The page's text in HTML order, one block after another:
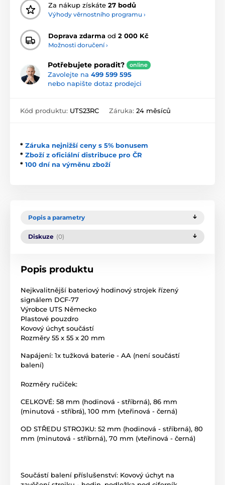
Za nákup získáte 27 bodů
Výhody věrnostního programu ›
Doprava zdarma od 2 000 Kč
Možnosti doručení ›
Potřebujete poradit? online
Zavolejte na 499 599 595
nebo napište dotaz prodejci
Kód produktu: UTS23RC Záruka: 24 měsíců
* Záruka nejnižší ceny s 5% bonusem
* Zboží z oficiální distribuce pro ČR
* 100 dní na výměnu zboží
Popis a parametry
Diskuze (0)
Popis produktu
Nejkvalitnější bateriový hodinový strojek řízený
signálem DCF-77
Výrobce UTS Německo
Plastové pouzdro
Kovový úchyt součástí
Rozměry 55 x 55 x 20 mm
Napájení: 1x tužková baterie - AA (není součástí
balení)
Rozměry ručiček:
CELKOVÉ: 58 mm (hodinová - stříbrná), 86 mm
(minutová - stříbrá), 100 mm (vteřinová - černá)
OD STŘEDU STROJKU: 52 mm (hodinová - stříbrná), 80
mm (minutová - stříbrná), 70 mm (vteřinová - černá)
Součástí balení příslušenství: Kovový úchyt na